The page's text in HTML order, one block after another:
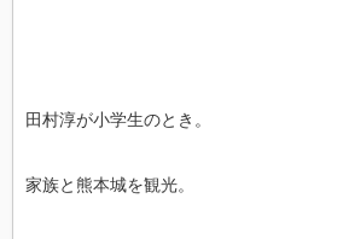
田村淳が小学生のとき。
家族と熊本城を観光。